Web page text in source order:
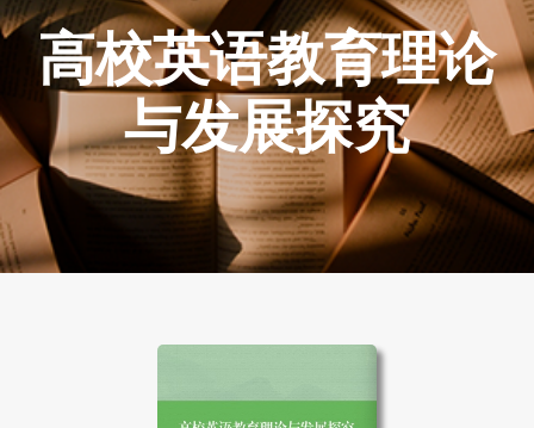
高校英语教育理论
与发展探究